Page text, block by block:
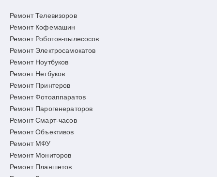
Ремонт Телевизоров
Ремонт Кофемашин
Ремонт Роботов-пылесосов
Ремонт Электросамокатов
Ремонт Ноутбуков
Ремонт Нетбуков
Ремонт Принтеров
Ремонт Фотоаппаратов
Ремонт Парогенераторов
Ремонт Смарт-часов
Ремонт Объективов
Ремонт МФУ
Ремонт Мониторов
Ремонт Планшетов